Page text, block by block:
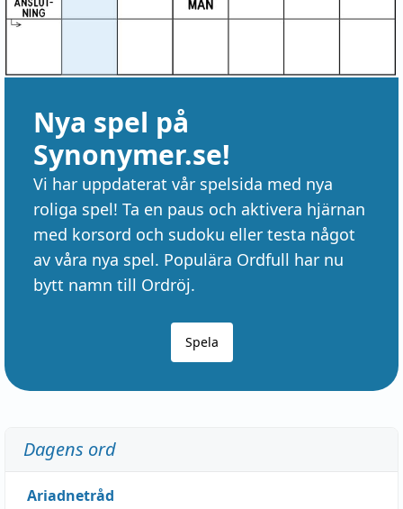
Nya spel på
Synonymer.se!
Vi har uppdaterat vår spelsida med nya
roliga spel! Ta en paus och aktivera hjärnan
med korsord och sudoku eller testa något
av våra nya spel. Populära Ordfull har nu
bytt namn till Ordröj.
Spela
Dagens ord
Ariadnetråd